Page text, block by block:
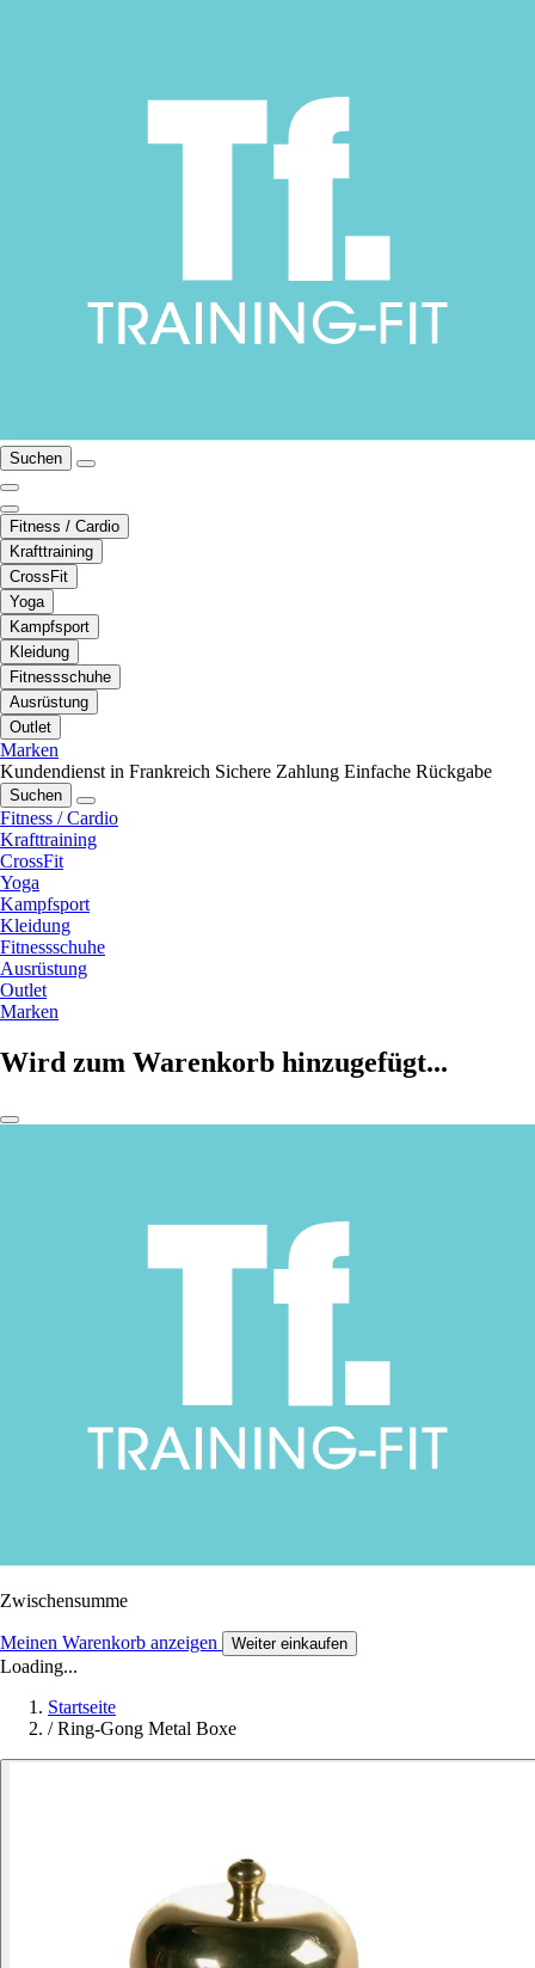
Suchen
Fitness / Cardio
Krafttraining
CrossFit
Yoga
Kampfsport
Kleidung
Fitnessschuhe
Ausrüstung
Outlet
Marken
Kundendienst in Frankreich Sichere Zahlung Einfache Rückgabe
Suchen
Fitness / Cardio
Krafttraining
CrossFit
Yoga
Kampfsport
Kleidung
Fitnessschuhe
Ausrüstung
Outlet
Marken
Wird zum Warenkorb hinzugefügt...
Zwischensumme
Meinen Warenkorb anzeigen Weiter einkaufen
Loading...
Startseite
/ Ring-Gong Metal Boxe